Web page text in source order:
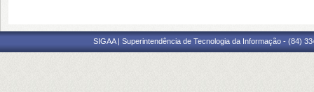
SIGAA | Superintendência de Tecnologia da Informação - (84)